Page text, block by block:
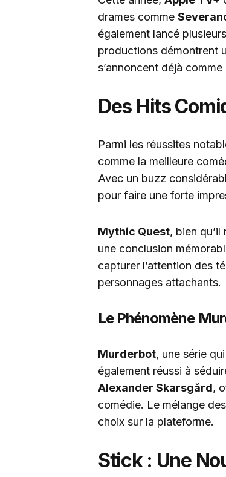
drames comme
également lancé
productions démontrent
s’annoncent déjà
Des Hits
Parmi les réussites
comme la meilleure
Avec un buzz
pour faire une forte
Mythic Quest, bien
une conclusion
capturer l’attention des
personnages attachants.
Le Phénomène
Murderbot, une série
également réussi à
Alexander Skarsgård,
comédie. Le mélange
choix sur la plateforme.
Stick : Une